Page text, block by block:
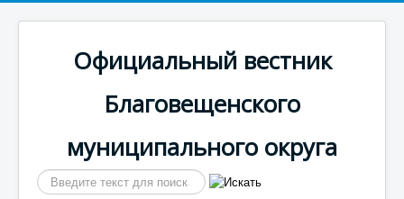
Официальный вестник
Благовещенского
муниципального округа
Искать...